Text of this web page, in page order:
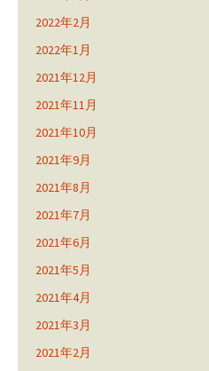
2022年2月
2022年1月
2021年12月
2021年11月
2021年10月
2021年9月
2021年8月
2021年7月
2021年6月
2021年5月
2021年4月
2021年3月
2021年2月